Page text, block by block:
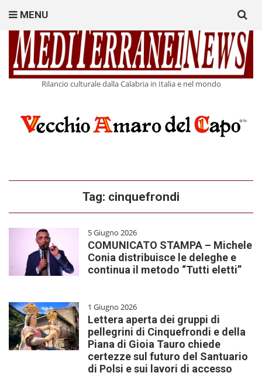
Rilancio culturale dalla Calabria in Italia e nel mondo
MENU
for:
Tag: cinquefrondi
5 Giugno 2026
COMUNICATO STAMPA – Michele
Conia distribuisce le deleghe e
continua il metodo “Tutti eletti”
1 Giugno 2026
Lettera aperta dei gruppi di
pellegrini di Cinquefrondi e della
Piana di Gioia Tauro chiede
certezze sul futuro del Santuario
di Polsi e sui lavori di accesso